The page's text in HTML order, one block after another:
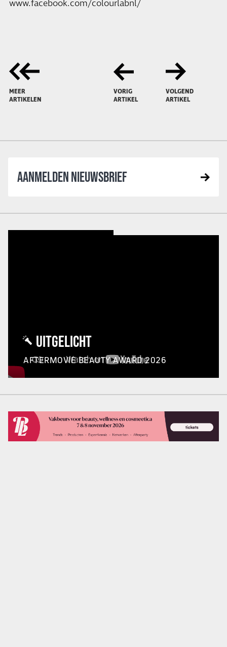
www.facebook.com/colourlabnl/
MEER
ARTIKELEN
VORIG
ARTIKEL
VOLGEND
ARTIKEL
AANMELDEN NIEUWSBRIEF
UITGELICHT
AFTERMOVIE BEAUTY AWARD 2026